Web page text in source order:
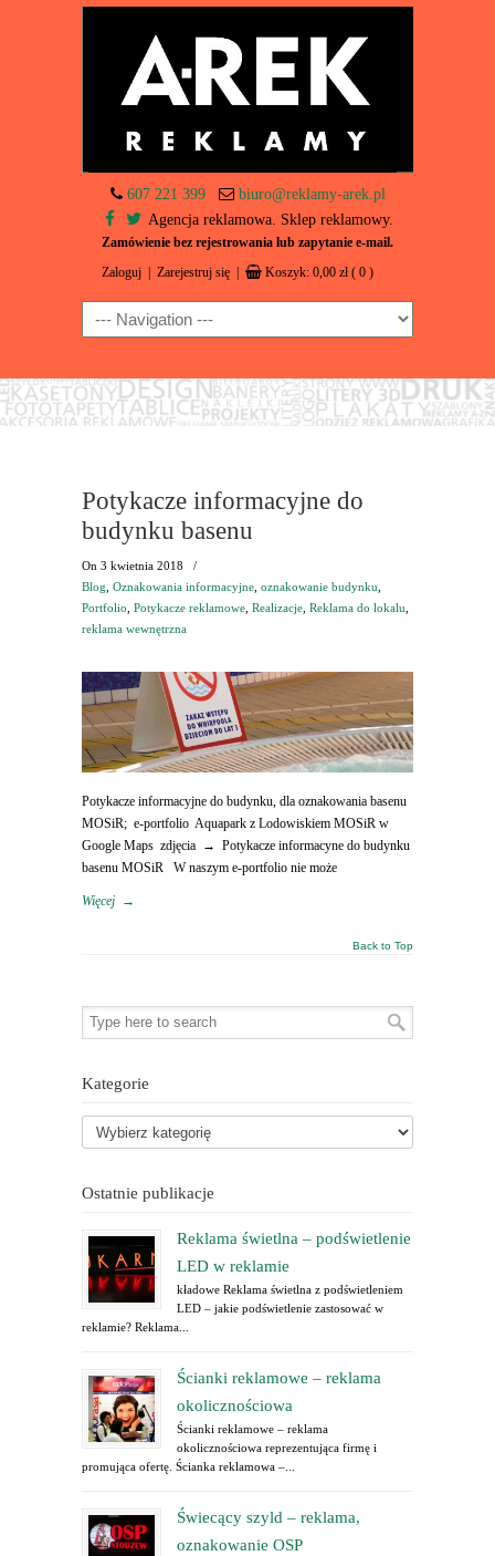
607 221 399
biuro@reklamy-arek.pl
Agencja reklamowa. Sklep reklamowy.
Zamówienie bez rejestrowania lub zapytanie e-mail.
Zaloguj Zarejestruj się Koszyk: 0,00 zł ( 0 )
Navigation
Potykacze informacyjne do
budynku basenu
On 3 kwietnia 2018
/
Blog Oznakowania informacyjne oznakowanie budynku
Portfolio Potykacze reklamowe Realizacje Reklama do lokalu
reklama wewnętrzna
Potykacze informacyjne do budynku, dla oznakowania basenu
MOSiR; e-portfolio Aquapark z Lodowiskiem MOSiR w
Google Maps zdjęcia → Potykacze informacyne do budynku
basenu MOSiR W naszym e-portfolio nie może
Więcej →
Back to Top
Kategorie
Ostatnie publikacje
Reklama świetlna – podświetlenie
LED w reklamie
kładowe Reklama świetlna z podświetleniem
LED – jakie podświetlenie zastosować w
reklamie? Reklama...
Ścianki reklamowe – reklama
okolicznościowa
Ścianki reklamowe – reklama
okolicznościowa reprezentująca firmę i
promująca ofertę. Ścianka reklamowa –...
Świecący szyld – reklama,
oznakowanie OSP